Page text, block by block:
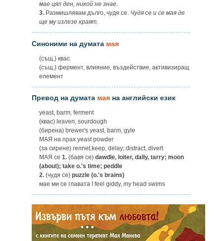
мае цял ден, никой не знае.
3. Размишлявам дълго, чудя се. Чудя се и се мая де
ще му излезе краят.
Синоними на думата мая
(същ.) квас
(същ.) фермент, влияние, въздействие, активизиращ
елемент
Превод на думата мая на английски език
yeast, barm, ferment
(квас) leaven, sourdough
(бирена) brewer's yeast, barm, gyle
МАЯ на прах yeast powder
(за сирене) rennet.keep, delay; distract, divert
МАЯ ce 1. (бавя се) dawdle, loiter, dally, tarry; moon
(about); take o.'s time; peddle
2. (чудя се) puzzle (o.'s brains)
мае ми се главата I feel giddy, my head swims